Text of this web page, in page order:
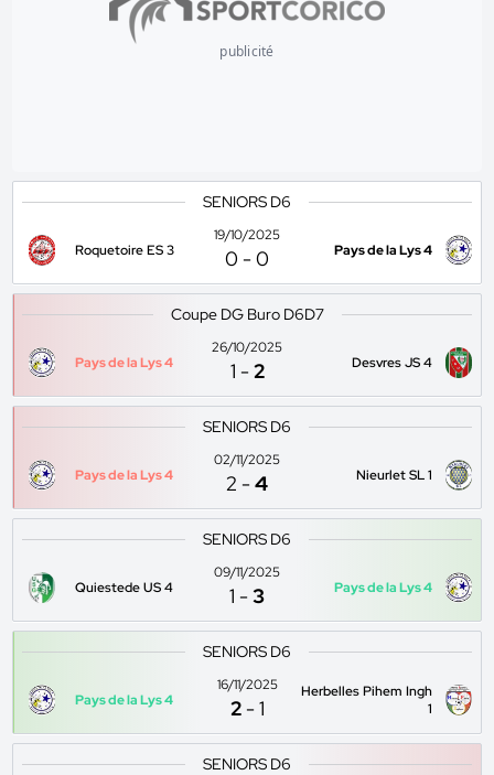
publicité
SENIORS D6
Roquetoire ES 3
19/10/2025
0 -0 Pays de la Lys 4
Coupe DG Buro D6D7
Pays de la Lys 4
26/10/2025
1 -2 Desvres JS 4
SENIORS D6
Pays de la Lys 4
02/11/2025
2 -4 Nieurlet SL 1
SENIORS D6
Quiestede US 4
09/11/2025
1 -3 Pays de la Lys 4
SENIORS D6
Pays de la Lys 4
16/11/2025
2 -1
Herbelles Pihem Ingh
1
SENIORS D6